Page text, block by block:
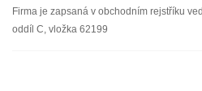
Firma je zapsaná v obchodním rejstříku
oddíl C, vložka 62199